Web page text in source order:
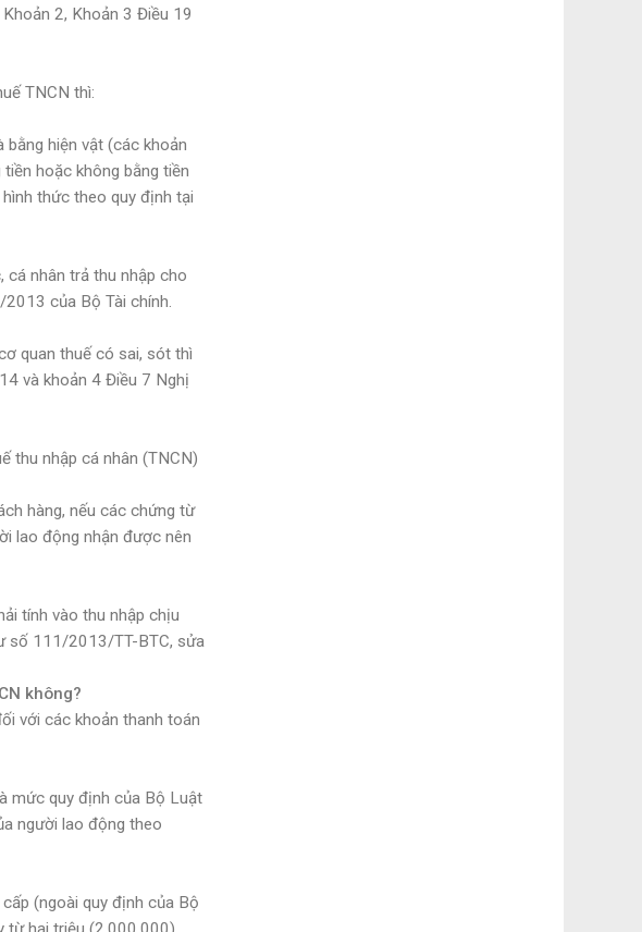
2, Khoản 3 Điều 19
TNCN thì:
hiện vật (các khoản
hoặc không bằng tiền
thức theo quy định tại
nhân trả thu nhập cho
của Bộ Tài chính.
quan thuế có sai, sót thì
và khoản 4 Điều 7 Nghị
thu nhập cá nhân (TNCN)
hàng, nếu các chứng từ
lao động nhận được nên
tính vào thu nhập chịu
số 111/2013/TT-BTC, sửa
không?
với các khoản thanh toán
mức quy định của Bộ Luật
người lao động theo
(ngoài quy định của Bộ